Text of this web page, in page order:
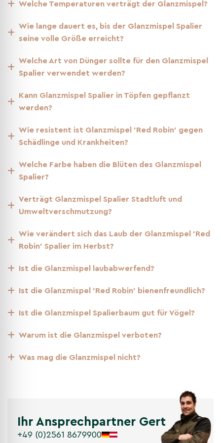
Pflanzabstand
Spalierform ein (in der Regel 120 cm x 120 cm) plus 5 cm.
Bei diesem Abstand schließen die Spalierflächen der Bäume
fast, berühren sich aber nicht. Um eine nahtlose grüne
Spalierbäume, mit dem die Seitentriebe der Bäume
miteinander verbunden werden können.
diesem Abstand dicht genug, um optisch eine
geschlossene Wand zu bilden, ohne dass die Bäume zu
eng stehen.
Die zusätzlichen 5 cm Abstand verhindern Konkurrenz
zwischen den Wurzeln und fördern ein gesundes
Bindedraht, mit denen Sie die Seitentriebe der Bäume so
lückenlose grüne Wand entsteht.
Bewässerung
Regelmäßige Bewässerung ist besonders in den ersten
aber vermeiden Sie Staunässe, um die Wurzeln zu
Glanzmispel als Spalierbaum
Welche Temperaturen verträgt der Glanzmispel?
Wie lange dauert es, bis der Glanzmispel Spalier
seine volle Größe erreicht?
Welche Art von Dünger sollte für den Glanzmispel
Spalier verwendet werden?
Kann Glanzmispel Spalier in Töpfen gepflanzt
werden?
Wie resistent ist Glanzmispel 'Red Robin' gegen
Schädlinge und Krankheiten?
Welche Farbe haben die Blüten des Glanzmispel
Spalier?
Verträgt Glanzmispel Spalier Stadtluft und
Umweltverschmutzung?
Wie verändert sich das Laub der Glanzmispel 'Red
Robin' Spalier im Herbst?
Ist die Glanzmispel laubabwerfend?
Ist die Glanzmispel 'Red Robin' bienenfreundlich?
Ist die Glanzmispel Spalierbaum gut für Vögel?
Warum ist die Glanzmispel verboten?
Was mag die Glanzmispel nicht?
Ihr Ansprechpartner Gert
+49 (0)2561 8679900